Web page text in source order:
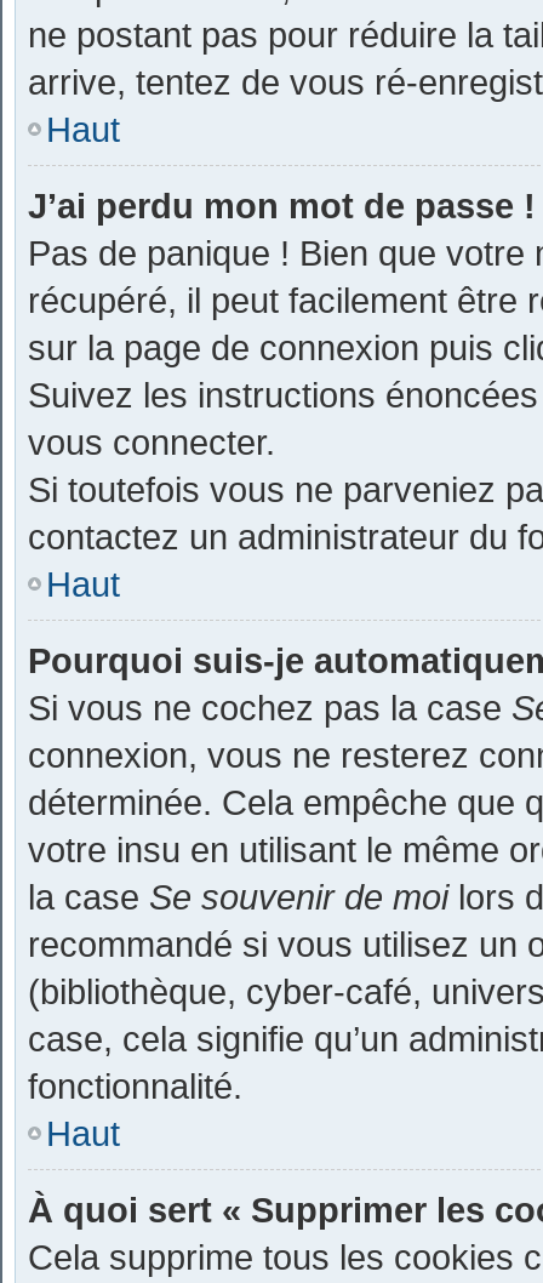
ne postant pas pour réduire la
arrive, tentez de vous ré-
Haut
J’ai perdu mon mot de passe !
Pas de panique ! Bien que
récupéré, il peut facilement être
sur la page de connexion puis
Suivez les instructions
vous connecter.
Si toutefois vous ne parveniez
contactez un administrateur du
Haut
Pourquoi suis-je
Si vous ne cochez pas la case
connexion, vous ne resterez
déterminée. Cela empêche que
votre insu en utilisant le même
la case Se souvenir de moilors
recommandé si vous utilisez un
(bibliothèque, cyber-café,
case, cela signifie qu’un
fonctionnalité.
Haut
À quoi sert « Supprimer les
Cela supprime tous les cookies